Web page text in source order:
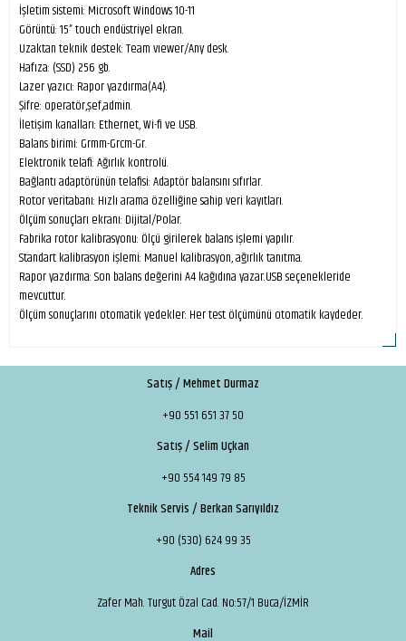
İşletim sistemi: Microsoft Windows 10-11
Görüntü: 15” touch endüstriyel ekran.
Uzaktan teknik destek: Team vıewer/Any desk.
Hafıza: (SSD) 256 gb.
Lazer yazıcı: Rapor yazdırma(A4).
Şifre: operatör,şef,admin.
İletişim kanalları: Ethernet, Wi-fi ve USB.
Balans birimi: Grmm-Grcm-Gr.
Elektronik telafi: Ağırlık kontrolü.
Bağlantı adaptörünün telafisi: Adaptör balansını sıfırlar.
Rotor veritabanı: Hızlı arama özelliğine sahip veri kayıtları.
Ölçüm sonuçları ekranı: Dijital/Polar.
Fabrika rotor kalibrasyonu: Ölçü girilerek balans işlemi yapılır.
Standart kalibrasyon işlemi: Manuel kalibrasyon, ağırlık tanıtma.
Rapor yazdırma: Son balans değerini A4 kağıdına yazar.USB seçenekleride
mevcuttur.
Ölçüm sonuçlarını otomatik yedekler: Her test ölçümünü otomatik kaydeder.
Satış / Mehmet Durmaz
+90 551 651 37 50
Satış / Selim Uçkan
+90 554 149 79 85
Teknik Servis / Berkan Sarıyıldız
+90 (530) 624 99 35
Adres
Zafer Mah. Turgut Özal Cad. No:57/1 Buca/İZMİR
Mail